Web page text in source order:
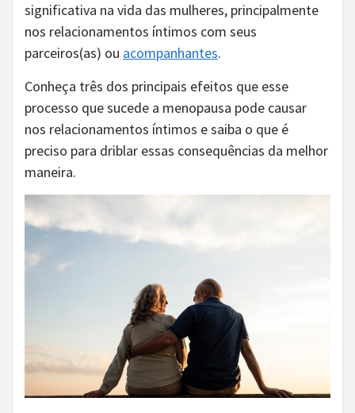
significativa na vida das mulheres, principalmente
nos relacionamentos íntimos com seus
parceiros(as) ou acompanhantes.
Conheça três dos principais efeitos que esse
processo que sucede a menopausa pode causar
nos relacionamentos íntimos e saiba o que é
preciso para driblar essas consequências da melhor
maneira.